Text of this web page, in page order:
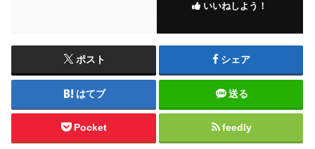
いいねしよう！
ポスト シェア
はてブ 送る
Pocket feedly